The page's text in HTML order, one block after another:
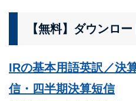
【無料】ダウンロ
IRの基本用語英訳／決
信・四半期決算短信